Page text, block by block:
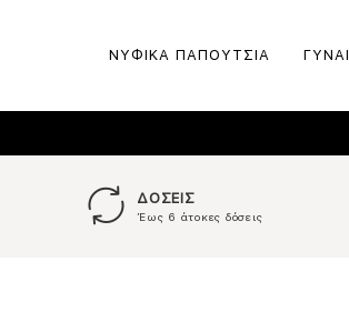
ΝΥΦΙΚΑ ΠΑΠΟΥΤΣΙΑ
ΔΟΣΕΙΣ
Έως 6 άτοκες δόσεις